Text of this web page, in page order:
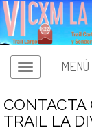
MENÚ
CONTACTA
TRAIL LA